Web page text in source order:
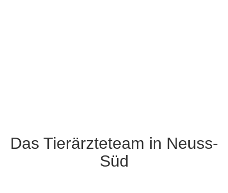
Das Tierärzteteam in Neuss-
Süd